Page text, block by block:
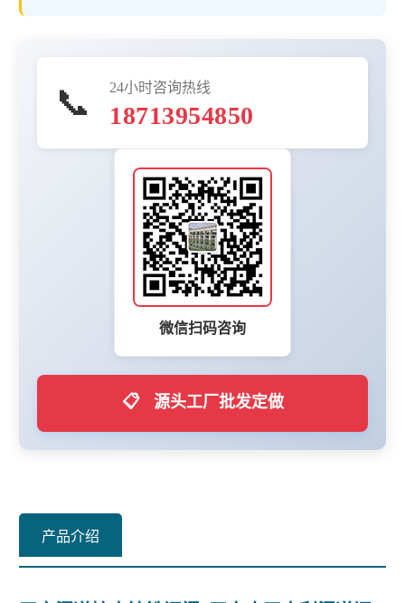
📞 24小时咨询热线
18713954850
微信扫码咨询
📋 源头工厂批发定做
产品介绍